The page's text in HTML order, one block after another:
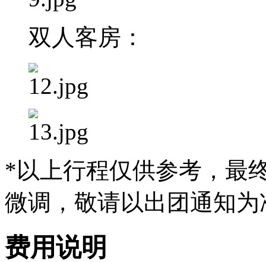
双人客房：
*以上行程仅供参考，最
微调，敬请以出团通知为
费用说明